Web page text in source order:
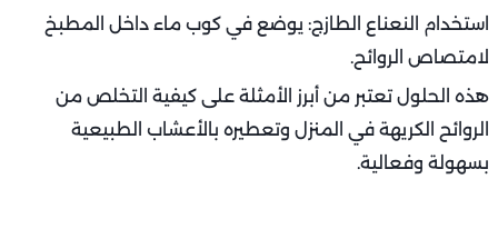
استخدام النعناع الطازج: يوضع في كوب ماء داخل المطبخ
لامتصاص الروائح.
هذه الحلول تعتبر من أبرز الأمثلة على كيفية التخلص من
الروائح الكريهة في المنزل وتعطيره بالأعشاب الطبيعية
بسهولة وفعالية.